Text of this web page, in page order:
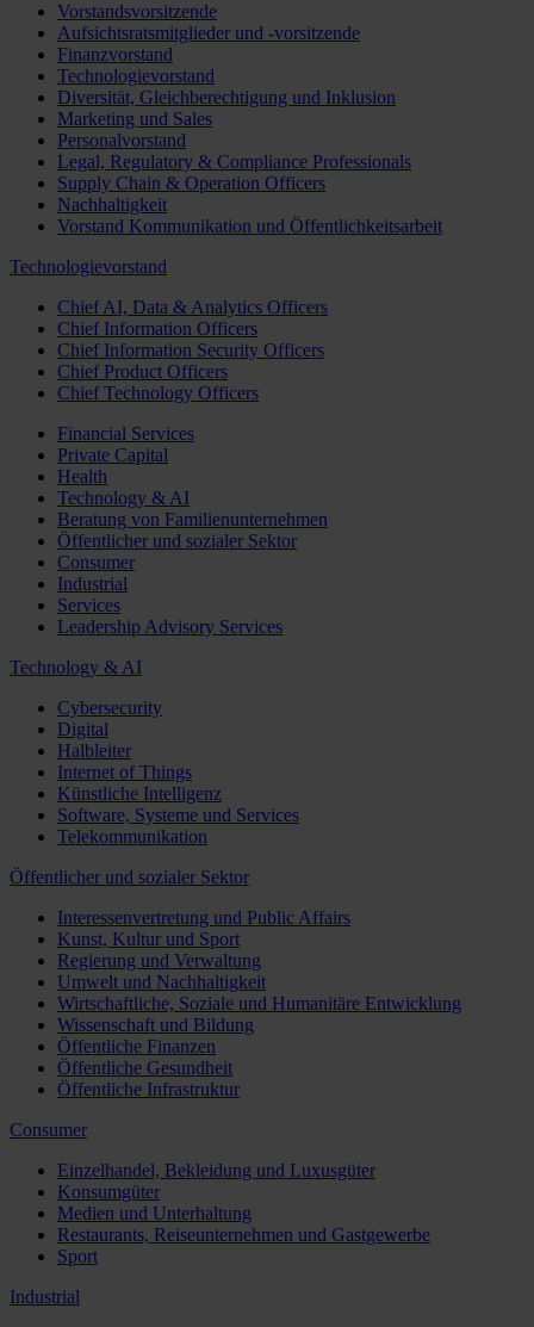
Vorstandsvorsitzende
Aufsichtsratsmitglieder und -vorsitzende
Finanzvorstand
Technologievorstand
Diversität, Gleichberechtigung und Inklusion
Marketing und Sales
Personalvorstand
Legal, Regulatory & Compliance Professionals
Supply Chain & Operation Officers
Nachhaltigkeit
Vorstand Kommunikation und Öffentlichkeitsarbeit
Technologievorstand
Chief AI, Data & Analytics Officers
Chief Information Officers
Chief Information Security Officers
Chief Product Officers
Chief Technology Officers
Financial Services
Private Capital
Health
Technology & AI
Beratung von Familienunternehmen
Öffentlicher und sozialer Sektor
Consumer
Industrial
Services
Leadership Advisory Services
Technology & AI
Cybersecurity
Digital
Halbleiter
Internet of Things
Künstliche Intelligenz
Software, Systeme und Services
Telekommunikation
Öffentlicher und sozialer Sektor
Interessenvertretung und Public Affairs
Kunst, Kultur und Sport
Regierung und Verwaltung
Umwelt und Nachhaltigkeit
Wirtschaftliche, Soziale und Humanitäre Entwicklung
Wissenschaft und Bildung
Öffentliche Finanzen
Öffentliche Gesundheit
Öffentliche Infrastruktur
Consumer
Einzelhandel, Bekleidung und Luxusgüter
Konsumgüter
Medien und Unterhaltung
Restaurants, Reiseunternehmen und Gastgewerbe
Sport
Industrial